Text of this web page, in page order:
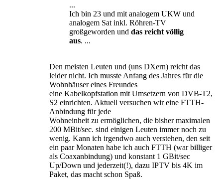
...
Ich bin 23 und mit analogem UKW und
analogem Sat inkl. Röhren-TV
großgeworden und das reicht völlig
aus. ...
Den meisten Leuten und (uns DXern) reicht das
leider nicht. Ich musste Anfang des Jahres für die
Wohnhäuser eines Freundes
eine Kabelkopfstation mit Umsetzern von DVB-T2,
S2 einrichten. Aktuell versuchen wir eine FTTH-
Anbindung für jede
Wohneinheit zu ermöglichen, die bisher maximalen
200 MBit/sec. sind einigen Leuten immer noch zu
wenig. Kann ich irgendwo auch verstehen, den seit
ein paar Monaten habe ich auch FTTH (war billiger
als Coaxanbindung) und konstant 1 GBit/sec
Up/Down und jederzeit(!), dazu IPTV bis 4K im
Paket, das macht schon Spaß.